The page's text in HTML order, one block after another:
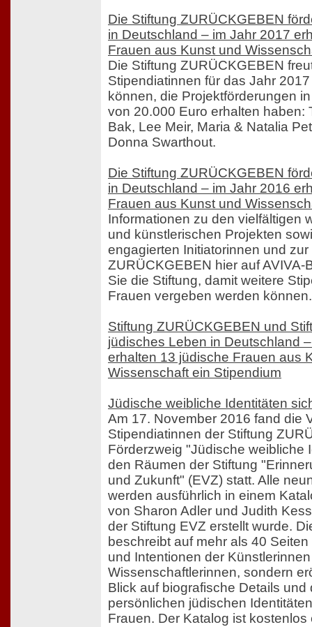
Die Stiftung ZURÜCKGEBEN
in Deutschland – im Jahr 2017
Frauen aus Kunst und
Die Stiftung ZURÜCKGEBEN
Stipendiatinnen für das Jahr
können, die Projektförderungen
von 20.000 Euro erhalten haben:
Bak, Lee Meir, Maria & Natalia
Donna Swarthout.
Die Stiftung ZURÜCKGEBEN
in Deutschland – im Jahr 2016
Frauen aus Kunst und
Informationen zu den vielfältigen
und künstlerischen Projekten
engagierten Initiatorinnen und zur
ZURÜCKGEBEN hier auf AVIVA-
Sie die Stiftung, damit weitere
Frauen vergeben werden können.
Stiftung ZURÜCKGEBEN und
jüdisches Leben in Deutschland
erhalten 13 jüdische Frauen aus
Wissenschaft ein Stipendium
Jüdische weibliche Identitäten
Am 17. November 2016 fand die
Stipendiatinnen der Stiftung
Förderzweig "Jüdische weibliche
den Räumen der Stiftung
und Zukunft" (EVZ) statt. Alle
werden ausführlich in einem
von Sharon Adler und Judith
der Stiftung EVZ erstellt wurde.
beschreibt auf mehr als 40
und Intentionen der
Wissenschaftlerinnen, sondern
Blick auf biografische Details und
persönlichen jüdischen
Frauen. Der Katalog ist kostenlos